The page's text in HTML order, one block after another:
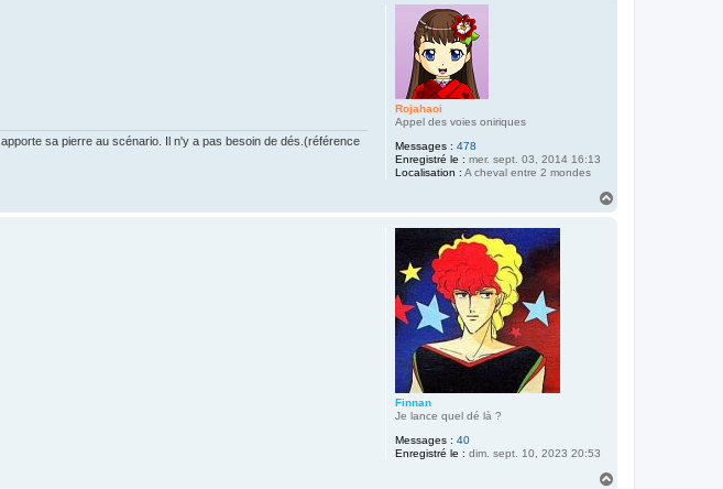
Rojahaoi
Appel des voies oniriques
Messages : 478
Enregistré le : mer. sept. 03, 2014 16:13
Localisation : A cheval entre 2 mondes
sa pierre au scénario. Il n'y a pas besoin de dés.(référence
Finnan
Je lance quel dé là ?
Messages : 40
Enregistré le : dim. sept. 10, 2023 20:53